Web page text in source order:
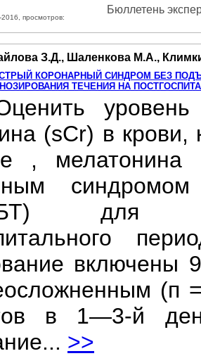
просмотров:
Бюллетень
З.Д., Шаленкова М.А.,
КОРОНАРНЫЙ СИНДРОМ БЕЗ
ТЕЧЕНИЯ НА
(sCr) в
,
для
(п
в 1—3-й
>>